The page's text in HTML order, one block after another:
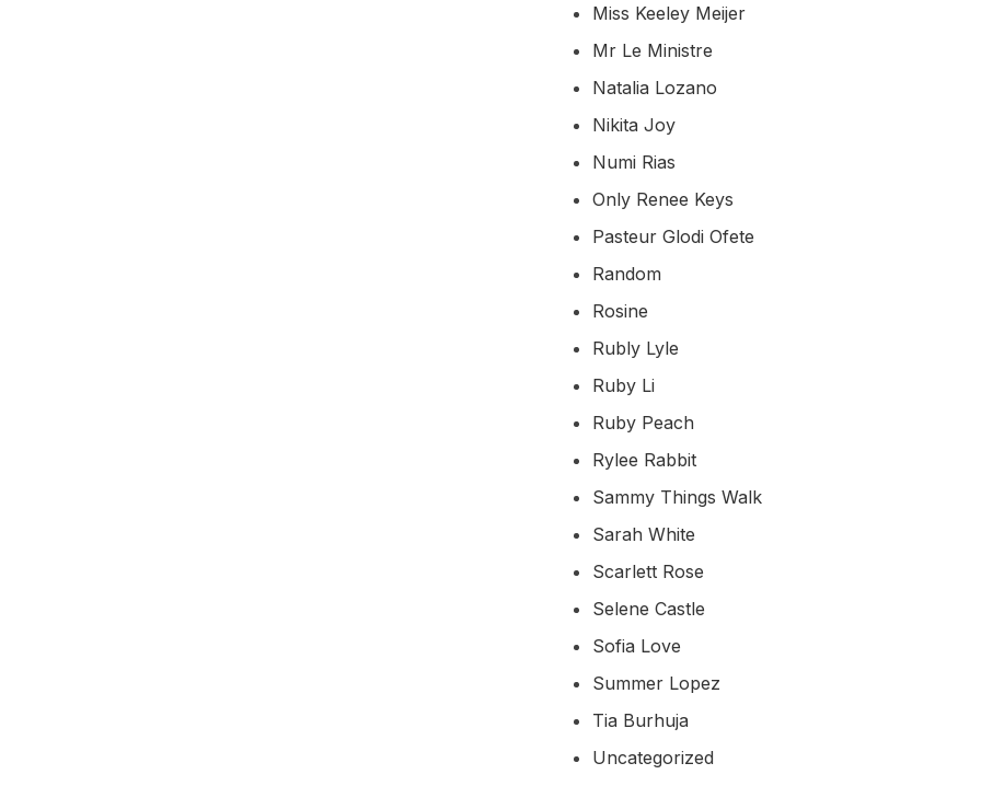
Miss Keeley Meijer
Mr Le Ministre
Natalia Lozano
Nikita Joy
Numi Rias
Only Renee Keys
Pasteur Glodi Ofete
Random
Rosine
Rubly Lyle
Ruby Li
Ruby Peach
Rylee Rabbit
Sammy Things Walk
Sarah White
Scarlett Rose
Selene Castle
Sofia Love
Summer Lopez
Tia Burhuja
Uncategorized